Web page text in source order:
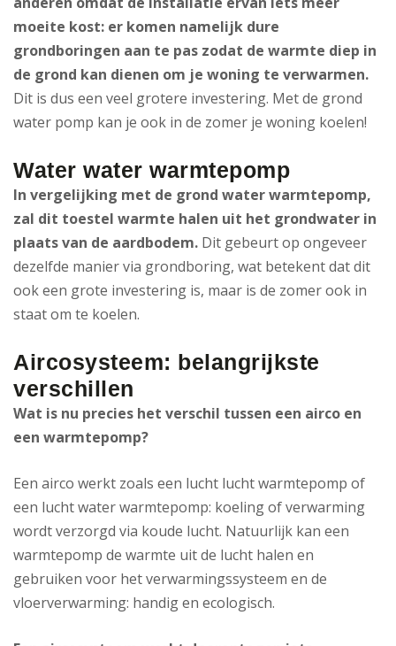
moeite kost: er komen namelijk dure
grondboringen aan te pas zodat de warmte diep in
de grond kan dienen om je woning te verwarmen.
Dit is dus een veel grotere investering. Met de grond
water pomp kan je ook in de zomer je woning koelen!
Water water warmtepomp
In vergelijking met de grond water warmtepomp,
zal dit toestel warmte halen uit het grondwater in
plaats van de aardbodem. Dit gebeurt op ongeveer
dezelfde manier via grondboring, wat betekent dat dit
ook een grote investering is, maar is de zomer ook in
staat om te koelen.
Aircosysteem: belangrijkste
verschillen
Wat is nu precies het verschil tussen een airco en
een warmtepomp?
Een airco werkt zoals een lucht lucht warmtepomp of
een lucht water warmtepomp: koeling of verwarming
wordt verzorgd via koude lucht. Natuurlijk kan een
warmtepomp de warmte uit de lucht halen en
gebruiken voor het verwarmingssysteem en de
vloerverwarming: handig en ecologisch.